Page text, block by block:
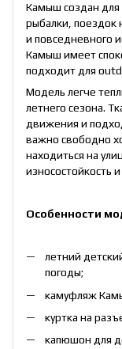
Камыш создан для
рыбалки, поездок
и повседневного
Камыш имеет
подходит для
Модель легче
летнего сезона.
движения и
важно свободно
находиться на
износостойкость
Особенности
летний
погоды;
камуфляж
куртка на
капюшон для